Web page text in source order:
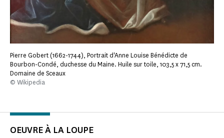
Pierre Gobert (1662-1744), Portrait d'Anne Louise Bénédicte de
Bourbon-Condé, duchesse du Maine. Huile sur toile, 103,5 x 71,5 cm.
Domaine de Sceaux
© Wikipedia
OEUVRE À LA LOUPE